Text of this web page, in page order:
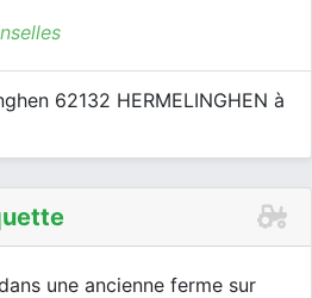
62132 HERMELINGHEN à
une ancienne ferme sur